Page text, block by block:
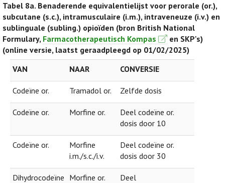
Tabel 8a. Benaderende equivalentielijst voor perorale (or.),
subcutane (s.c.), intramusculaire (i.m.), intraveneuze (i.v.) en
sublinguale (subling.) opioïden (bron British National
Formulary, Farmacotherapeutisch Kompas
en SKP's)
(online versie, laatst geraadpleegd op 01/02/2025)
VAN
NAAR CONVERSIE
Codeïne or. Tramadol or. Zelfde dosis
Codeïne or. Morfine or.
Deel codeïne or.
dosis door 10
Codeïne or.
Morfine
i.m./s.c./i.v.
Deel codeïne or.
dosis door 30
Dihydrocodeïne Morfine or.
Deel